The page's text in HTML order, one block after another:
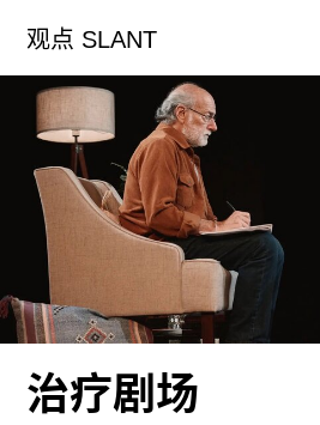
米勒的文字在裂缝最深处：“
心创伤最深的地方，不然我根
（185）维特根斯坦将文字的
作飞鸟，而阅读米勒的窒息感
沉。或许对于米勒来说，语言
新发明形象，能够接近“真实”
话语都坐着别的眼睛》共收
间线索记述赫塔·米勒从罗马
旅居的人生，可被视作这位诺
自传。米勒出生在罗马尼亚的
中族人在彼时政府号召下的亲
观点 SLANT
治疗剧场